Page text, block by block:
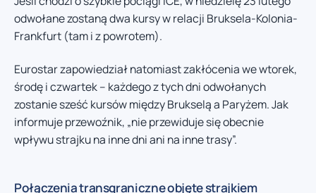
odwołane zostaną dwa kursy w relacji Bruksela-Kolonia-
Frankfurt (tam i z powrotem).
Eurostar zapowiedział natomiast zakłócenia we wtorek,
środę i czwartek – każdego z tych dni odwołanych
zostanie sześć kursów między Brukselą a Paryżem. Jak
informuje przewoźnik, „nie przewiduje się obecnie
wpływu strajku na inne dni ani na inne trasy”.
Połączenia transgraniczne objęte strajkiem